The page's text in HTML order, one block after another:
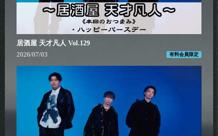
居酒屋 天才凡人 Vol.129
2026/07/03
有料会員限定